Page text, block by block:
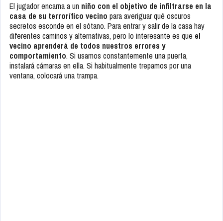
El jugador encarna a un niño con el objetivo de infiltrarse en la
casa de su terrorífico vecino para averiguar qué oscuros
secretos esconde en el sótano. Para entrar y salir de la casa hay
diferentes caminos y alternativas, pero lo interesante es que el
vecino aprenderá de todos nuestros errores y
comportamiento. Si usamos constantemente una puerta,
instalará cámaras en ella. Si habitualmente trepamos por una
ventana, colocará una trampa.